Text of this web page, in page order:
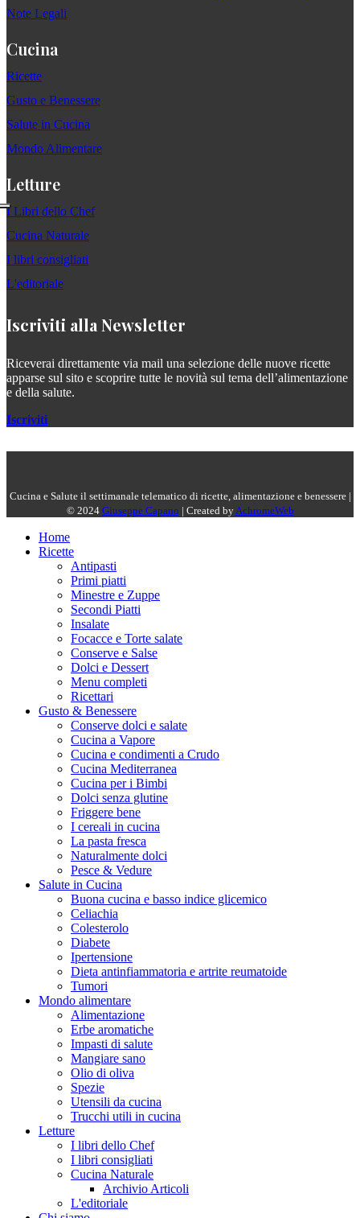
Note Legali
Cucina
Ricette
Gusto e Benessere
Salute in Cucina
Mondo Alimentare
Letture
I Libri dello Chef
Cucina Naturale
I libri consigliati
L'editoriale
Iscriviti alla Newsletter
Riceverai direttamente via mail una selezione delle nuove ricette
apparse sul sito e scoprire tutte le novità sul tema dell’alimentazione
e della salute.
Iscriviti
Cucina e Salute il settimanale telematico di ricette, alimentazione e benessere |
© 2024 Giuseppe Capano | Created byAchromeWeb
Home
Ricette
Antipasti
Primi piatti
Minestre e Zuppe
Secondi Piatti
Insalate
Focacce e Torte salate
Conserve e Salse
Dolci e Dessert
Menu completi
Ricettari
Gusto & Benessere
Conserve dolci e salate
Cucina a Vapore
Cucina e condimenti a Crudo
Cucina Mediterranea
Cucina per i Bimbi
Dolci senza glutine
Friggere bene
I cereali in cucina
La pasta fresca
Naturalmente dolci
Pesce & Vedure
Salute in Cucina
Buona cucina e basso indice glicemico
Celiachia
Colesterolo
Diabete
Ipertensione
Dieta antinfiammatoria e artrite reumatoide
Tumori
Mondo alimentare
Alimentazione
Erbe aromatiche
Impasti di salute
Mangiare sano
Olio di oliva
Spezie
Utensili da cucina
Trucchi utili in cucina
Letture
I libri dello Chef
I libri consigliati
Cucina Naturale
Archivio Articoli
L'editoriale